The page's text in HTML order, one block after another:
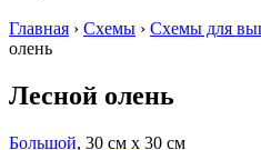
Главная › Схемы › Схемы для
олень
Лесной олень
Большой, 30 см х 30 см